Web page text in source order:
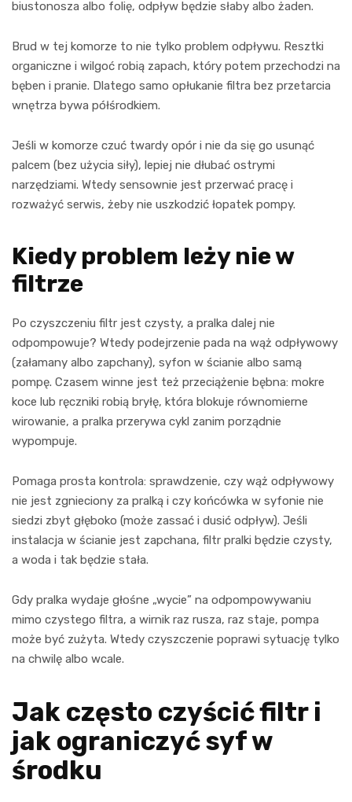
biustonosza albo folię, odpływ będzie słaby albo żaden.
Brud w tej komorze to nie tylko problem odpływu. Resztki
organiczne i wilgoć robią zapach, który potem przechodzi na
bęben i pranie. Dlatego samo opłukanie filtra bez przetarcia
wnętrza bywa półśrodkiem.
Jeśli w komorze czuć twardy opór i nie da się go usunąć
palcem (bez użycia siły), lepiej nie dłubać ostrymi
narzędziami. Wtedy sensownie jest przerwać pracę i
rozważyć serwis, żeby nie uszkodzić łopatek pompy.
Kiedy problem leży nie w
filtrze
Po czyszczeniu filtr jest czysty, a pralka dalej nie
odpompowuje? Wtedy podejrzenie pada na wąż odpływowy
(załamany albo zapchany), syfon w ścianie albo samą
pompę. Czasem winne jest też przeciążenie bębna: mokre
koce lub ręczniki robią bryłę, która blokuje równomierne
wirowanie, a pralka przerywa cykl zanim porządnie
wypompuje.
Pomaga prosta kontrola: sprawdzenie, czy wąż odpływowy
nie jest zgnieciony za pralką i czy końcówka w syfonie nie
siedzi zbyt głęboko (może zassać i dusić odpływ). Jeśli
instalacja w ścianie jest zapchana, filtr pralki będzie czysty,
a woda i tak będzie stała.
Gdy pralka wydaje głośne „wycie” na odpompowywaniu
mimo czystego filtra, a wirnik raz rusza, raz staje, pompa
może być zużyta. Wtedy czyszczenie poprawi sytuację tylko
na chwilę albo wcale.
Jak często czyścić filtr i
jak ograniczyć syf w
środku